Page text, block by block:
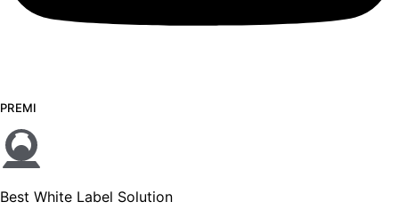
PREMI
Best White Label Solution